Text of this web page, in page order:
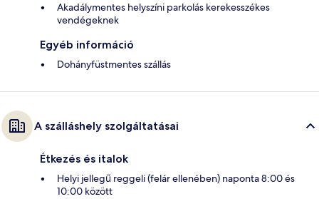
Akadálymentes helyszíni parkolás kerekesszékes
vendégeknek
Egyéb információ
Dohányfüstmentes szállás
A szálláshely szolgáltatásai
Étkezés és italok
Helyi jellegű reggeli (felár ellenében) naponta 8:00 és
10:00 között